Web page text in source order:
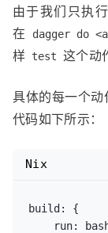
// ...
}
}
由于我们只执
在 dagger do
样 test 这个动
具体的每一个
代码如下所示：
build:
{
run:
Nix